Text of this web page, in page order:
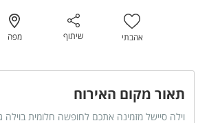
אהבתי שיתוף מפה
תאור מקום האירוח